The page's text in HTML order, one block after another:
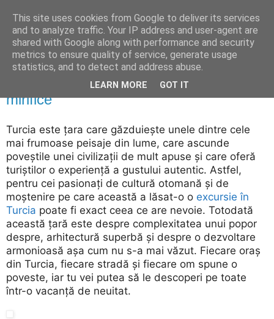
De prin Gari
duminică, 9 mai 2021
Turcia – țara culorilor și a peisajelor
mirifice
Turcia este țara care găzduiește unele dintre cele
mai frumoase peisaje din lume, care ascunde
poveștile unei civilizații de mult apuse și care oferă
turiștilor o experiență a gustului autentic. Astfel,
pentru cei pasionați de cultură otomană și de
moștenire pe care această a lăsat-o o excursie în
Turcia poate fi exact ceea ce are nevoie. Totodată
această țară este despre complexitatea unui popor
despre, arhitectură superbă și despre o dezvoltare
armonioasă așa cum nu s-a mai văzut. Fiecare oraș
din Turcia, fiecare stradă și fiecare om spune o
poveste, iar tu vei putea să le descoperi pe toate
într-o vacanță de neuitat.
This site uses cookies from Google to deliver its services
and to analyze traffic. Your IP address and user-agent are
shared with Google along with performance and security
metrics to ensure quality of service, generate usage
statistics, and to detect and address abuse.
LEARN MORE GOT IT